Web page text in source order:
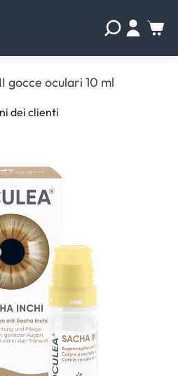
gocce oculari 10 ml
dei clienti